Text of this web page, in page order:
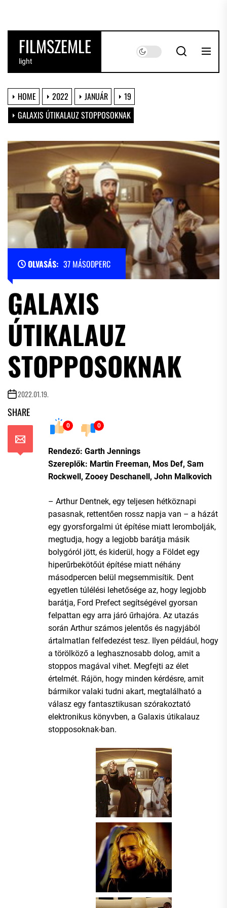
the
contentFILMSZEMLE
light
HOME 2022 JANUÁR
19
GALAXIS ÚTIKALAUZ STOPPOSOKNAK
OLVASÁS: 37 MÁSODPERC
GALAXIS
ÚTIKALAUZ
STOPPOSOKNAK
2022.01.19.
SHARE
0 0
Rendező: Garth Jennings
Szereplők: Martin Freeman, Mos Def, Sam
Rockwell, Zooey Deschanell, John Malkovich
– Arthur Dentnek, egy teljesen hétköznapi
pasasnak, rettentően rossz napja van – a házát
egy gyorsforgalmi út építése miatt lerombolják,
megtudja, hogy a legjobb barátja másik
bolygóról jött, és kiderül, hogy a Földet egy
hiperűrbekötőút építése miatt néhány
másodpercen belül megsemmisítik. Dent
egyetlen túlélési lehetősége az, hogy legjobb
barátja, Ford Prefect segítségével gyorsan
felpattan egy arra járó űrhajóra. Az utazás
során Arthur számos jelentős és nagyjából
ártalmatlan felfedezést tesz. Ilyen például, hogy
a törölköző a leghasznosabb dolog, amit a
stoppos magával vihet. Megfejti az élet
értelmét. Rájön, hogy minden kérdésre, amit
bármikor valaki tudni akart, megtalálható a
válasz egy fantasztikusan szórakoztató
elektronikus könyvben, a Galaxis útikalauz
stopposoknak-ban.